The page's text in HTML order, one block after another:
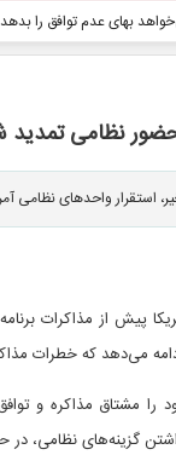
بهای عدم توافق را بدهد
حضور نظامی تمدید
استقرار واحدهای نظامی
پیش از مذاکرات
می‌دهد که خطرات
را مشتاق مذاکره و
گزینه‌های نظامی، در